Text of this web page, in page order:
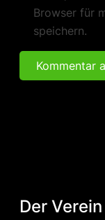
Browser für
speichern.
Der Verein